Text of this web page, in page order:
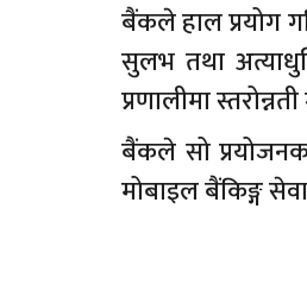
बैंकले हाल प्रयोग
सुलभ तथा
प्रणालीमा
बैंकले सो
मोबाइल बैंकिङ्ग